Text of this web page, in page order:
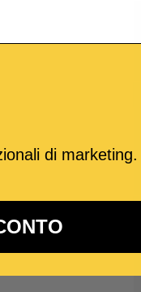
di marketing.